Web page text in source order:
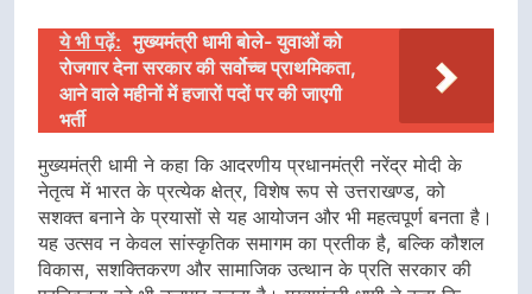
ये भी पढ़ें: मुख्यमंत्री धामी बोले- युवाओं को
रोजगार देना सरकार की सर्वोच्च प्राथमिकता,
आने वाले महीनों में हजारों पदों पर की जाएगी
भर्ती
मुख्यमंत्री धामी ने कहा कि आदरणीय प्रधानमंत्री नरेंद्र मोदी के
नेतृत्व में भारत के प्रत्येक क्षेत्र, विशेष रूप से उत्तराखण्ड, को
सशक्त बनाने के प्रयासों से यह आयोजन और भी महत्वपूर्ण बनता है।
यह उत्सव न केवल सांस्कृतिक समागम का प्रतीक है, बल्कि कौशल
विकास, सशक्तिकरण और सामाजिक उत्थान के प्रति सरकार की